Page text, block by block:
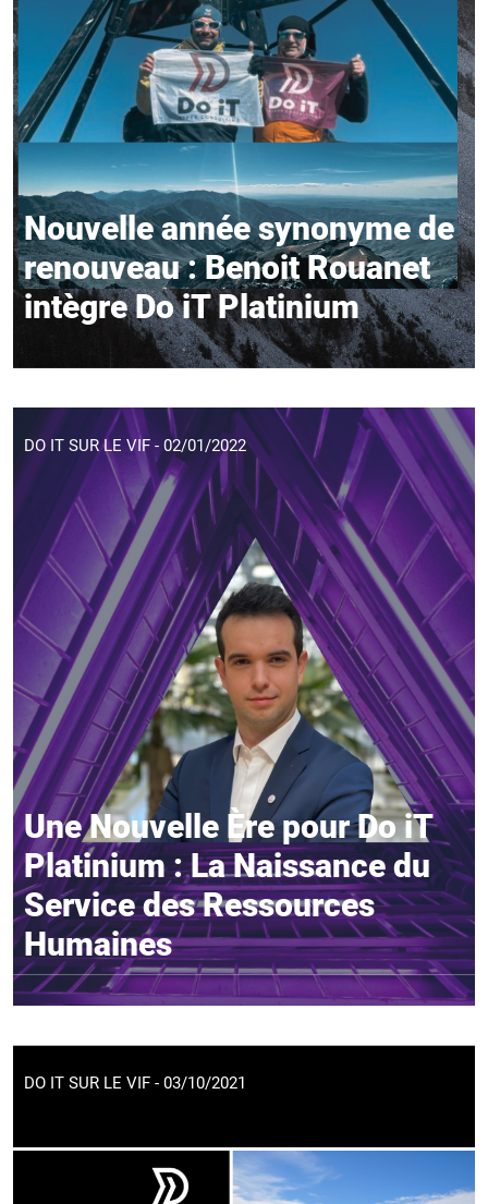
Nouvelle année synonyme de
renouveau : Benoit Rouanet
intègre Do iT Platinium
DO IT SUR LE VIF - 02/01/2022
Une Nouvelle Ère pour Do iT
Platinium : La Naissance du
Service des Ressources
Humaines
DO IT SUR LE VIF - 03/10/2021